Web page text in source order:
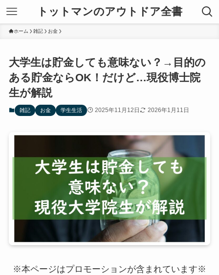
トットマンのアウトドア全書
ホーム 雑記 お金
大学生は貯金しても意味ない？→目的の
ある貯金ならOK！だけど…現役博士院
生が解説
雑記 お金 学生生活 2025年11月12日 2026年1月11日
※本ページはプロモーションが含まれています※